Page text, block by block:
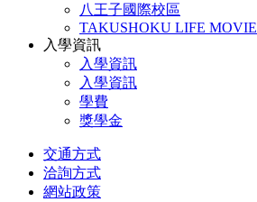
八王子國際校區
TAKUSHOKU LIFE MOVIE
入學資訊
入學資訊
入學資訊
學費
獎學金
交通方式
洽詢方式
網站政策